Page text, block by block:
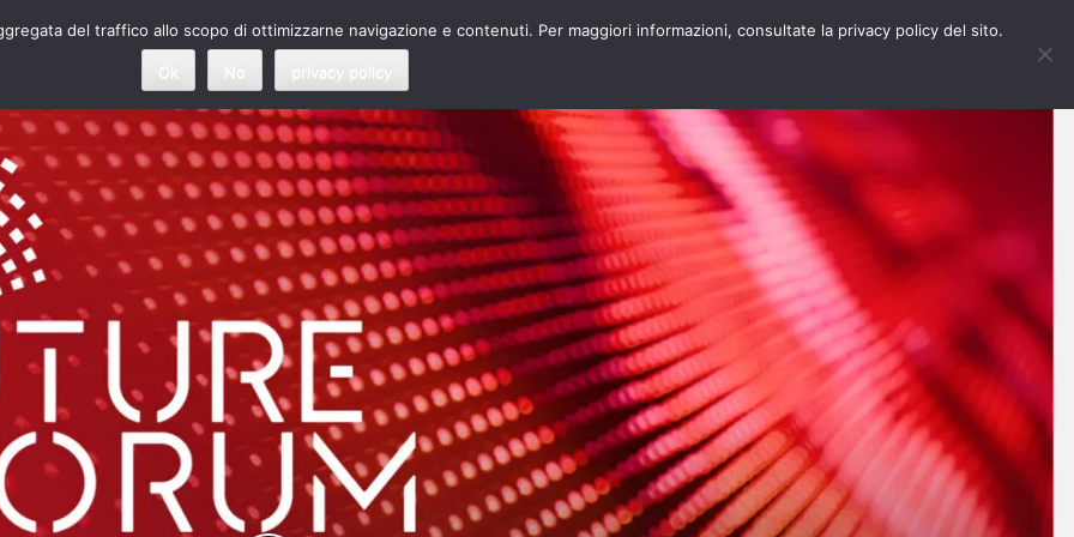
del traffico allo scopo di ottimizzarne navigazione e contenuti. Per maggiori informazioni, consultate la privacy policy del sito.